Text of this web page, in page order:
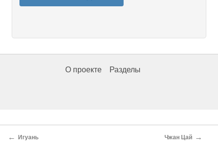
О проекте Разделы
← Игуань Чжан Цай →